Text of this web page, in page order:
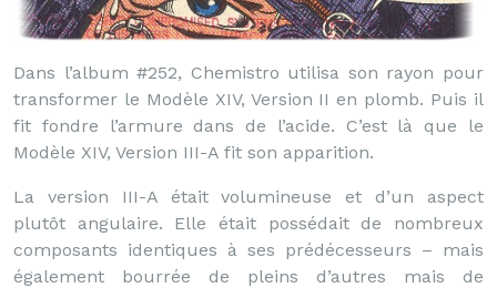
Dans l’album #252, Chemistro utilisa son rayon pour
transformer le Modèle XIV, Version II en plomb. Puis il
fit fondre l’armure dans de l’acide. C’est là que le
Modèle XIV, Version III-A fit son apparition.
La version III-A était volumineuse et d’un aspect
plutôt angulaire. Elle était possédait de nombreux
composants identiques à ses prédécesseurs – mais
également bourrée de pleins d’autres mais de